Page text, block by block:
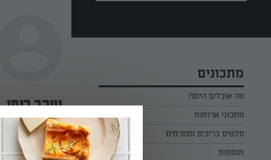
מתכונים
מה אוכלים היום?
מתכוני ארוחות
ארוחת בוקר
ארוחת צהריים
סלטים כריכים וממרחים
כל הסלטים כריכים וממרחים
תוספות
יעקב רוסו
—